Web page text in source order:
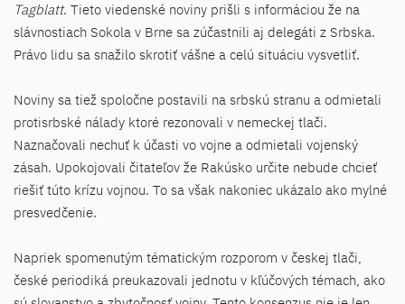
Tagblatt. Tieto viedenské noviny prišli s informáciou že na
slávnostiach Sokola v Brne sa zúčastnili aj delegáti z Srbska.
Právo lidu sa snažilo skrotiť vášne a celú situáciu vysvetliť.
Noviny sa tiež spoločne postavili na srbskú stranu a odmietali
protisrbské nálady ktoré rezonovali v nemeckej tlači.
Naznačovali nechuť k účasti vo vojne a odmietali vojenský
zásah. Upokojovali čitateľov že Rakúsko určite nebude chcieť
riešiť túto krízu vojnou. To sa však nakoniec ukázalo ako mylné
presvedčenie.
Napriek spomenutým tématickým rozporom v českej tlači,
české periodiká preukazovali jednotu v kľúčových témach, ako